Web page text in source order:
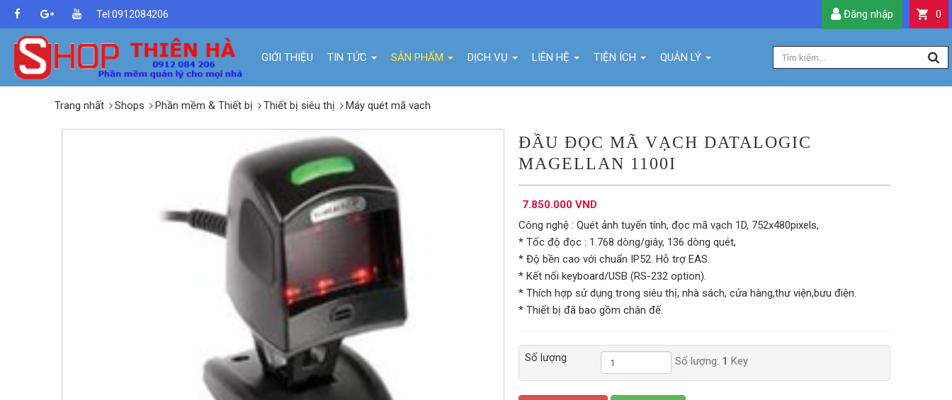
GIỚI THIỆU TIN TỨC SẢN PHẨM DỊCH VỤ LIÊN HỆ TIỆN ÍCH QUẢN LÝ
0
Đăng nhập
Tel:0912084206
Trang nhất Shops Phần mềm & Thiết bị Thiết bị siêu thị Máy quét mã vạch
ĐẦU ĐỌC MÃ VẠCH DATALOGIC
MAGELLAN 1100I
7.850.000 VND
Công nghệ : Quét ảnh tuyến tính, đọc mã vạch 1D, 752x480pixels,
* Tốc độ đọc : 1.768 dòng/giây, 136 dòng quét,
* Độ bền cao với chuẩn IP52. Hỗ trợ EAS.
* Kết nối keyboard/USB (RS-232 option).
* Thích hợp sử dụng trong siêu thị, nhà sách, cửa hàng,thư viện,bưu điện.
* Thiết bị đã bao gồm chân đế.
Số lượng Số lượng: 1 Key